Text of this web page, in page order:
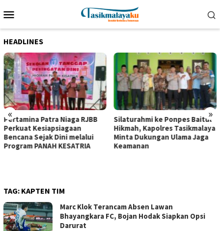
ke
Mobile
HEADLINES
« »
Pertamina Patra Niaga RJBB
Perkuat Kesiapsiagaan
Bencana Sejak Dini melalui
Program PANAH KESATRIA
Silaturahmi ke Ponpes Baitul
Hikmah, Kapolres Tasikmalaya
Minta Dukungan Ulama Jaga
Keamanan
TAG: KAPTEN TIM
Marc Klok Terancam Absen Lawan
Bhayangkara FC, Bojan Hodak Siapkan Opsi
Darurat